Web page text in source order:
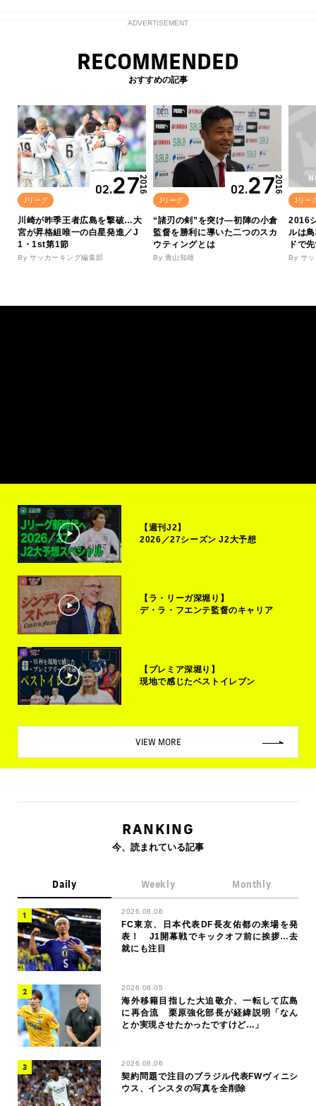
ADVERTISEMENT
RECOMMENDED
おすすめの記事
02.272016
Jリーグ
川崎が昨季王者広島を撃破…大
宮が昇格組唯一の白星発進／J
1・1st第1節
By サッカーキング編集部
02.272016
Jリーグ
“諸刃の剣”を突け―初陣の小倉
監督を勝利に導いた二つのスカ
ウティングとは
By 青山知雄
Jリー
2016
ルは
ドで
By サ
【週刊J2】
2026／27シーズン J2大予想
【ラ・リーガ深堀り】
デ・ラ・フエンテ監督のキャリア
【プレミア深堀り】
現地で感じたベストイレブン
VIEW MORE
RANKING
今、読まれている記事
Daily Weekly Monthly
2026.08.06
FC東京、日本代表DF長友佑都の来場を発
表！ J1開幕戦でキックオフ前に挨拶…去
就にも注目
2026.08.05
海外移籍目指した大迫敬介、一転して広島
に再合流 栗原強化部長が経緯説明「なん
とか実現させたかったですけど…」
2026.08.06
契約問題で注目のブラジル代表FWヴィニシ
ウス、インスタの写真を全削除